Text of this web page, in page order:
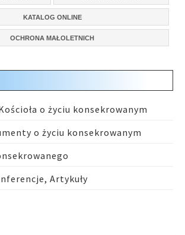
KATALOG ONLINE
OCHRONA MAŁOLETNICH
o życiu konsekrowanym
o życiu konsekrowanym
Artykuły